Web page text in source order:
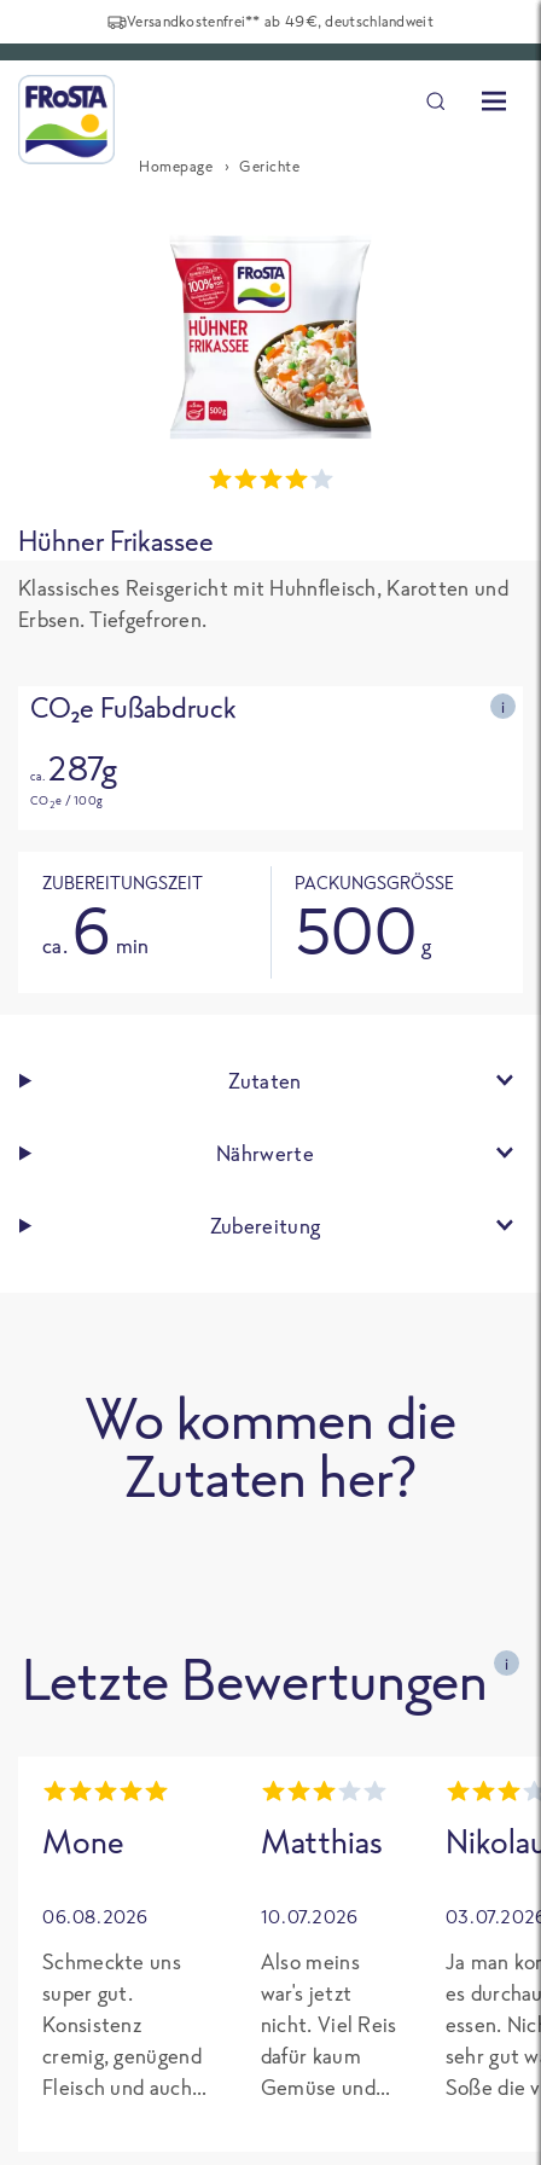
Versandkostenfrei** ab 49€, deutschlandweit
Homepage Gerichte
Hühner Frikassee
Klassisches Reisgericht mit Huhnfleisch, Karotten und
Erbsen. Tiefgefroren.
ZUBEREITUNGSZEIT
ca. 6 min
PACKUNGSGRÖSSE
500 g
i
CO₂e Fußabdruck
ca. 287g
CO2e / 100g
Zutaten
Nährwerte
Zubereitung
Wo kommen die
Zutaten her?
Letzte Bewertungen i
Mone
06.08.2026
Schmeckte uns
super gut.
Konsistenz
cremig, genügend
Fleisch und auch
Matthias
10.07.2026
Also meins
war's jetzt
nicht. Viel Reis
dafür kaum
Gemüse und
Ja man
es
essen.
sehr gut
Soße die